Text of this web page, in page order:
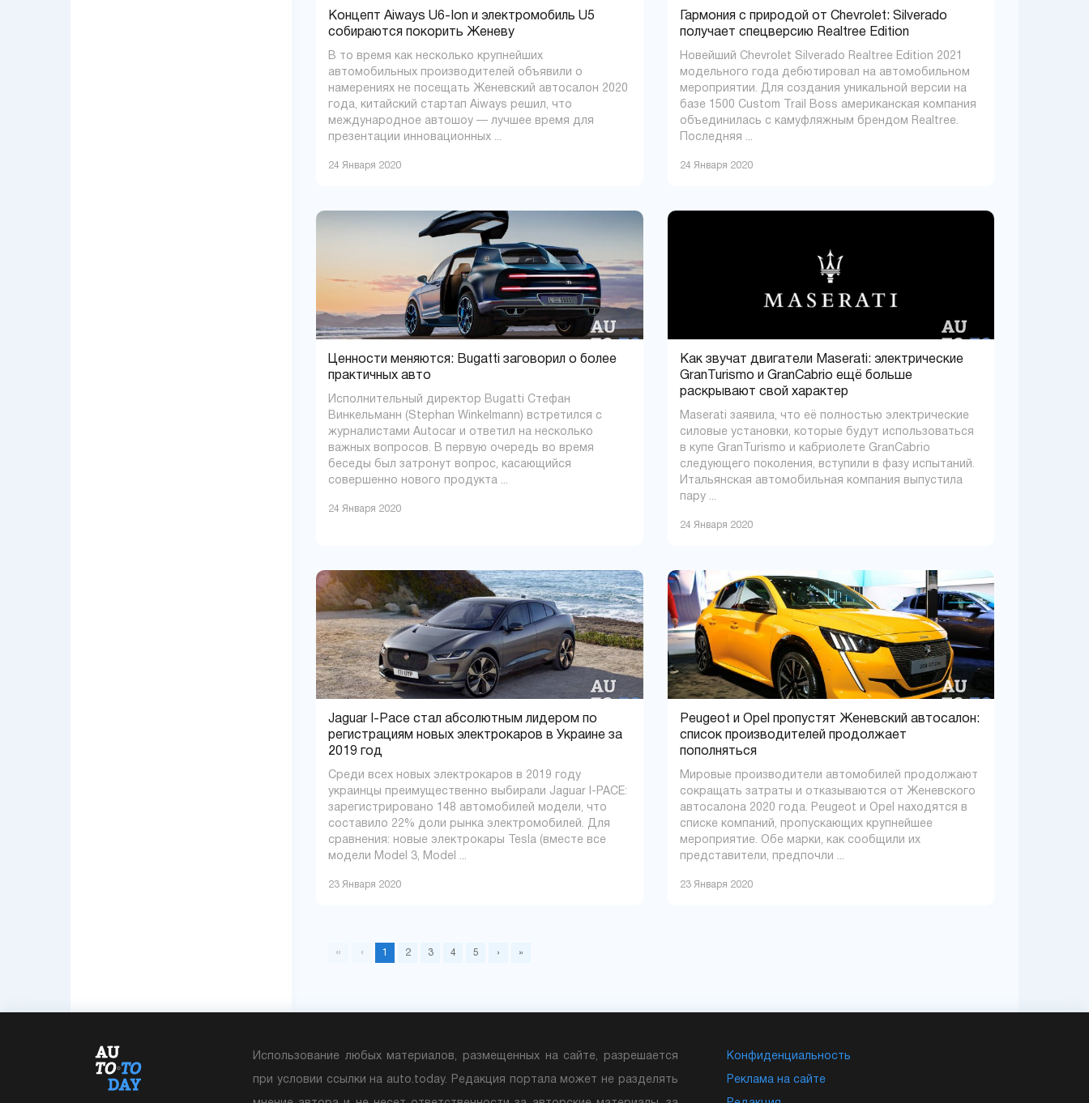
Концепт Aiways U6-Ion и электромобиль U5
собираются покорить Женеву
В то время как несколько крупнейших
автомобильных производителей объявили о
намерениях не посещать Женевский автосалон 2020
года, китайский стартап Aiways решил, что
международное автошоу — лучшее время для
презентации инновационных ...
24 Января 2020
Гармония с природой от Chevrolet: Silverado
получает спецверсию Realtree Edition
Новейший Chevrolet Silverado Realtree Edition 2021
модельного года дебютировал на автомобильном
мероприятии. Для создания уникальной версии на
базе 1500 Custom Trail Boss американская компания
объединилась с камуфляжным брендом Realtree.
Последняя ...
24 Января 2020
Ценности меняются: Bugatti заговорил о более
практичных авто
Исполнительный директор Bugatti Стефан
Винкельманн (Stephan Winkelmann) встретился с
журналистами Autocar и ответил на несколько
важных вопросов. В первую очередь во время
беседы был затронут вопрос, касающийся
совершенно нового продукта ...
24 Января 2020
Как звучат двигатели Maserati: электрические
GranTurismo и GranCabrio ещё больше
раскрывают свой характер
Maserati заявила, что её полностью электрические
силовые установки, которые будут использоваться
в купе GranTurismo и кабриолете GranCabrio
следующего поколения, вступили в фазу испытаний.
Итальянская автомобильная компания выпустила
пару ...
24 Января 2020
Jaguar I-Pace стал абсолютным лидером по
регистрациям новых электрокаров в Украине за
2019 год
Среди всех новых электрокаров в 2019 году
украинцы преимущественно выбирали Jaguar I-PACE:
зарегистрировано 148 автомобилей модели, что
составило 22% доли рынка электромобилей. Для
сравнения: новые электрокары Tesla (вместе все
модели Model 3, Model ...
23 Января 2020
Peugeot и Opel пропустят Женевский автосалон:
список производителей продолжает
пополняться
Мировые производители автомобилей продолжают
сокращать затраты и отказываются от Женевского
автосалона 2020 года. Peugeot и Opel находятся в
списке компаний, пропускающих крупнейшее
мероприятие. Обе марки, как сообщили их
представители, предпочли ...
23 Января 2020
« ‹ 1 2 3 4 5 › »
Конфиденциальность
Реклама на сайте
Использование любых материалов, размещенных на сайте, разрешается
при условии ссылки на auto.today. Редакция портала может не разделять